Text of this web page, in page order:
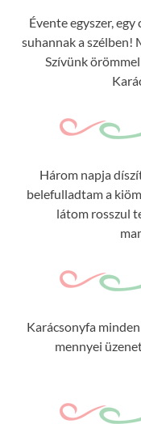
Évente egyszer,
suhannak a szélben!
Szívünk
Három napja
belefulladtam a
látom rosszul
Karácsonyfa
mennyei